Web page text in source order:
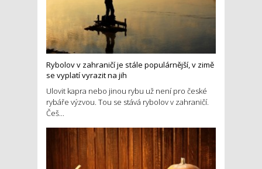
Rybolov v zahraničí je stále populárnější, v zimě
se vyplatí vyrazit na jih
Ulovit kapra nebo jinou rybu už není pro české
rybáře výzvou. Tou se stává rybolov v zahraničí.
Češ...